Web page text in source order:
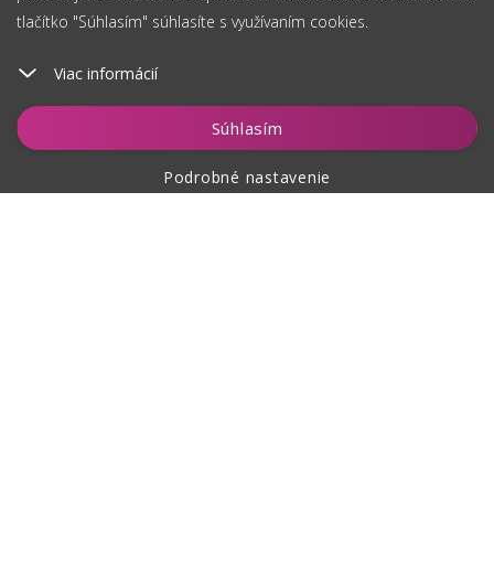
tlačítko "Súhlasím" súhlasíte s využívaním cookies.
Viac informácií
Súhlasím
Podrobné nastavenie
Vložiť do košíka